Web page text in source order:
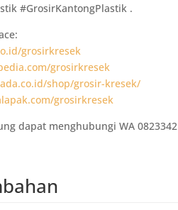
#GrosirKantongPlastik .
grosirkresek
grosirkresek
shop/grosir-kresek/
grosirkresek
dapat menghubungi WA